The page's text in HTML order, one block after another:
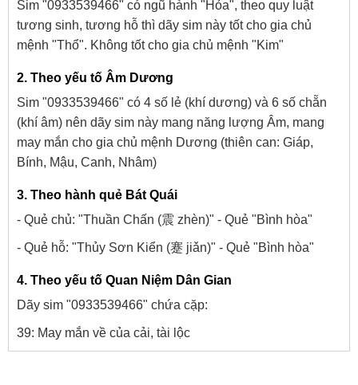
Sim "0933539466" có ngũ hành "Hỏa", theo quy luật
tương sinh, tương hỗ thì dãy sim này tốt cho gia chủ
mệnh "Thổ". Không tốt cho gia chủ mệnh "Kim"
2. Theo yếu tố Âm Dương
Sim "0933539466" có 4 số lẻ (khí dương) và 6 số chẵn
(khí âm) nên dãy sim này mang năng lượng Âm, mang
may mắn cho gia chủ mệnh Dương (thiên can: Giáp,
Bính, Mậu, Canh, Nhâm)
3. Theo hành quẻ Bát Quái
- Quẻ chủ: "Thuần Chấn (震 zhèn)" - Quẻ "Bình hòa"
- Quẻ hỗ: "Thủy Sơn Kiển (蹇 jiǎn)" - Quẻ "Bình hòa"
4. Theo yếu tố Quan Niệm Dân Gian
Dãy sim "0933539466" chứa cặp:
39: May mắn về của cải, tài lộc